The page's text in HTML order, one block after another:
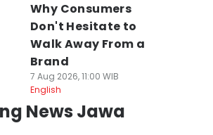
Why Consumers
Don't Hesitate to
Walk Away From a
Brand
7 Aug 2026, 11:00 WIB
English
News Jawa